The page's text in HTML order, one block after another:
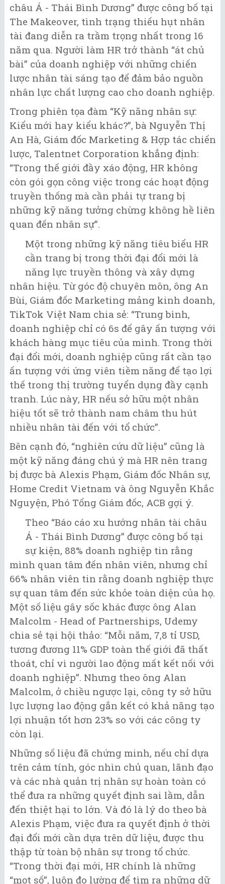
châu Á - Thái Bình Dương” được công bố tại
The Makeover, tình trạng thiếu hụt nhân
tài đang diễn ra trầm trọng nhất trong 16
năm qua. Người làm HR trở thành “át chủ
bài” của doanh nghiệp với những chiến
lược nhân tài sáng tạo để đảm bảo nguồn
nhân lực chất lượng cao cho doanh nghiệp.
Trong phiên tọa đàm “Kỹ năng nhân sự:
Kiểu mới hay kiểu khác?”, bà Nguyễn Thị
An Hà, Giám đốc Marketing & Hợp tác chiến
lược, Talentnet Corporation khẳng định:
“Trong thế giới đầy xáo động, HR không
còn gói gọn công việc trong các hoạt động
truyền thống mà cần phải tự trang bị
những kỹ năng tưởng chừng không hề liên
quan đến nhân sự”.
Một trong những kỹ năng tiêu biểu HR
cần trang bị trong thời đại đổi mới là
năng lực truyền thông và xây dựng
nhân hiệu. Từ góc độ chuyên môn, ông An
Bùi, Giám đốc Marketing mảng kinh doanh,
TikTok Việt Nam chia sẻ: “Trung bình,
doanh nghiệp chỉ có 6s để gây ấn tượng với
khách hàng mục tiêu của mình. Trong thời
đại đổi mới, doanh nghiệp cũng rất cần tạo
ấn tượng với ứng viên tiềm năng để tạo lợi
thế trong thị trường tuyển dụng đầy cạnh
tranh. Lúc này, HR nếu sở hữu một nhân
hiệu tốt sẽ trở thành nam châm thu hút
nhiều nhân tài đến với tổ chức”.
Bên cạnh đó, “nghiên cứu dữ liệu” cũng là
một kỹ năng đáng chú ý mà HR nên trang
bị được bà Alexis Phạm, Giám đốc Nhân sự,
Home Credit Vietnam và ông Nguyễn Khắc
Nguyện, Phó Tổng Giám đốc, ACB gợi ý.
Theo “Báo cáo xu hướng nhân tài châu
Á - Thái Bình Dương” được công bố tại
sự kiện, 88% doanh nghiệp tin rằng
mình quan tâm đến nhân viên, nhưng chỉ
66% nhân viên tin rằng doanh nghiệp thực
sự quan tâm đến sức khỏe toàn diện của họ.
Một số liệu gây sốc khác được ông Alan
Malcolm - Head of Partnerships, Udemy
chia sẻ tại hội thảo: “Mỗi năm, 7,8 tỉ USD,
tương đương 11% GDP toàn thế giới đã thất
thoát, chỉ vì người lao động mất kết nối với
doanh nghiệp”. Nhưng theo ông Alan
Malcolm, ở chiều ngược lại, công ty sở hữu
lực lượng lao động gắn kết có khả năng tạo
lợi nhuận tốt hơn 23% so với các công ty
còn lại.
Những số liệu đã chứng minh, nếu chỉ dựa
trên cảm tính, góc nhìn chủ quan, lãnh đạo
và các nhà quản trị nhân sự hoàn toàn có
thể đưa ra những quyết định sai lầm, dẫn
đến thiệt hại to lớn. Và đó là lý do theo bà
Alexis Phạm, việc đưa ra quyết định ở thời
đại đổi mới cần dựa trên dữ liệu, được thu
thập từ toàn bộ nhân sự trong tổ chức.
“Trong thời đại mới, HR chính là những
“mọt số”, luôn đo lường để tìm ra những dữ